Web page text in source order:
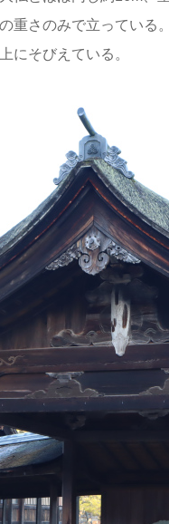
重さのみで立ってい
にそびえている。